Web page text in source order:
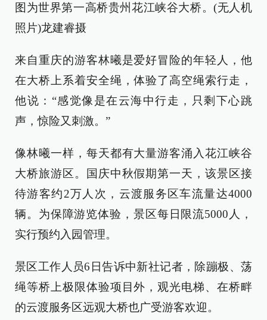
图为世界第一高桥贵州花江峡谷大桥。(无人机
照片)龙建睿摄
来自重庆的游客林曦是爱好冒险的年轻人，他
在大桥上系着安全绳，体验了高空绳索行走，
他说：“感觉像是在云海中行走，只剩下心跳
声，惊险又刺激。”
像林曦一样，每天都有大量游客涌入花江峡谷
大桥旅游区。国庆中秋假期第一天，该景区接
待游客约2万人次，云渡服务区车流量达4000
辆。为保障游览体验，景区每日限流5000人，
实行预约入园管理。
景区工作人员6日告诉中新社记者，除蹦极、荡
绳等桥上极限体验项目外，观光电梯、在桥畔
的云渡服务区远观大桥也广受游客欢迎。